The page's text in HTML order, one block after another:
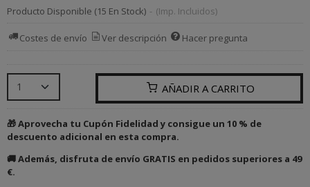
Producto Disponible (15 En Stock) - (Imp. Incluidos)
Costes de envío Ver descripción Hacer pregunta
AÑADIR A CARRITO
🎁 Aprovecha tu Cupón Fidelidad y consigue un 10 % de
descuento adicional en esta compra.
🚚 Además, disfruta de envío GRATIS en pedidos superiores a 49
€.